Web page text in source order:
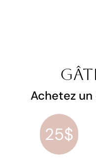
Achetez
25$